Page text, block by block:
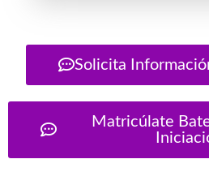
Solicita
Matricúlate